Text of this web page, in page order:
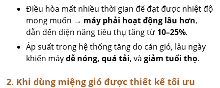
Điều hòa mất nhiều thời gian để đạt được nhiệt độ
mong muốn → máy phải hoạt động lâu hơn,
dẫn đến điện năng tiêu thụ tăng từ 10–25%.
Áp suất trong hệ thống tăng do cản gió, lâu ngày
khiến máydễ nóng, quá tải, vàgiảm tuổi thọ.
2. Khi dùng miệng gió được thiết kế tối ưu